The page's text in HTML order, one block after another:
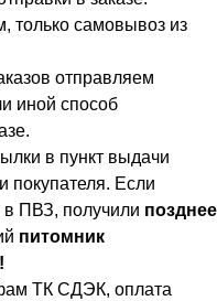
только самовывоз из
отправляем
иной способ
в пункт выдачи
покупателя. Если
в ПВЗ, получили позднее
питомник
ТК СДЭК, оплата